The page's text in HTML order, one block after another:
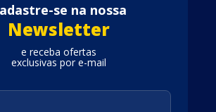
se na nossa
Newsletter
e receba ofertas
exclusivas por e-mail